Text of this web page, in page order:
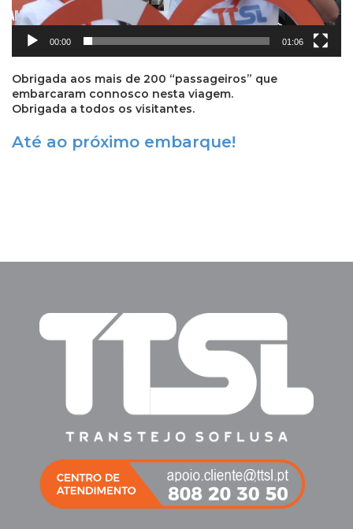
00:00 01:06
Obrigada aos mais de 200 “passageiros” que
embarcaram connosco nesta viagem.
Obrigada a todos os visitantes.
Até ao próximo embarque!